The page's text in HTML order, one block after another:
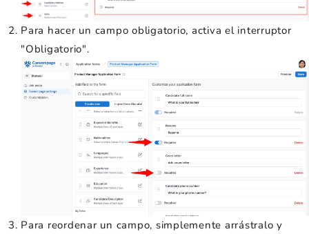
Para hacer un campo obligatorio, activa el interruptor
"Obligatorio".
Para reordenar un campo, simplemente arrástralo y